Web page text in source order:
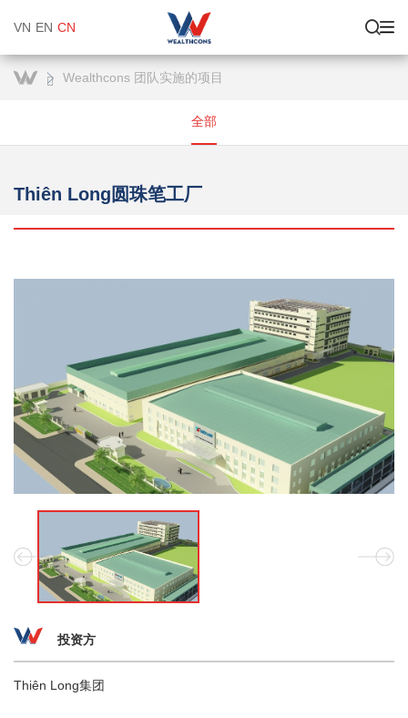
VN EN CN
Wealthcons 团队实施的项目
全部
Thiên Long圆珠笔工厂
投资方
Thiên Long集团